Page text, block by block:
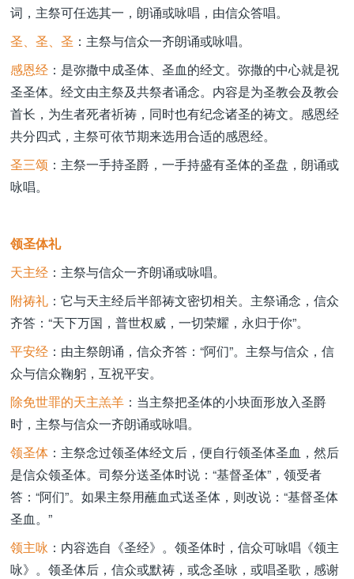
词，主祭可任选其一，朗诵或咏唱，由信众答唱。
圣、圣、圣 ：主祭与信众一齐朗诵或咏唱。
感恩经 ：是弥撒中成圣体、圣血的经文。弥撒的中心就是祝
圣圣体。经文由主祭及共祭者诵念。内容是为圣教会及教会
首长，为生者死者祈祷，同时也有纪念诸圣的祷文。感恩经
共分四式，主祭可依节期来选用合适的感恩经。
圣三颂 ：主祭一手持圣爵，一手持盛有圣体的圣盘，朗诵或
咏唱。
领圣体礼
天主经 ：主祭与信众一齐朗诵或咏唱。
附祷礼 ：它与天主经后半部祷文密切相关。主祭诵念，信众
齐答：“天下万国，普世权威，一切荣耀，永归于你”。
平安经 ：由主祭朗诵，信众齐答：“阿们”。主祭与信众，信
众与信众鞠躬，互祝平安。
除免世罪的天主羔羊 ：当主祭把圣体的小块面形放入圣爵
时，主祭与信众一齐朗诵或咏唱。
领圣体 ：主祭念过领圣体经文后，便自行领圣体圣血，然后
是信众领圣体。司祭分送圣体时说：“基督圣体”，领受者
答：“阿们”。如果主祭用蘸血式送圣体，则改说：“基督圣体
圣血。”
领主咏 ：内容选自《圣经》。领圣体时，信众可咏唱《领主
咏》。领圣体后，信众或默祷，或念圣咏，或唱圣歌，感谢